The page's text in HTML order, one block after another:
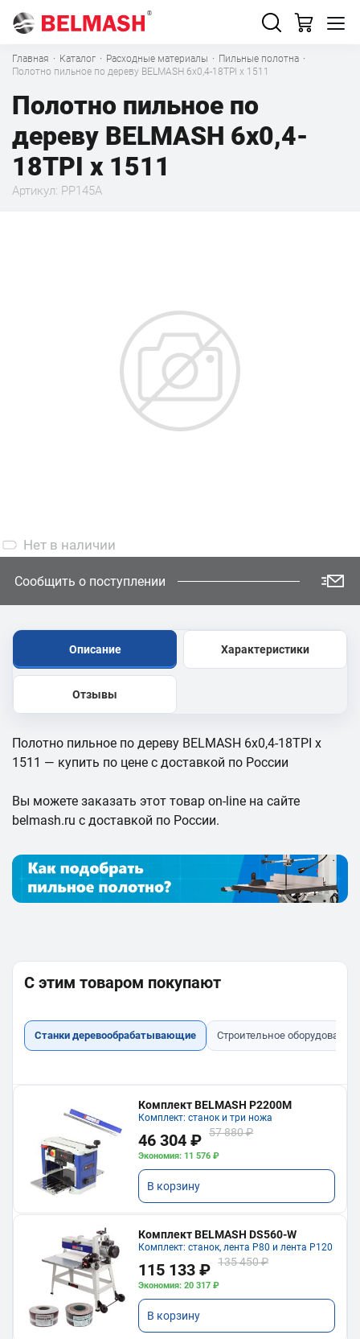
Главная · Каталог · Расходные материалы · Пильные полотна ·
Полотно пильное по дереву BELMASH 6x0,4-18TPI x 1511
Полотно пильное по
дереву BELMASH 6x0,4-
18TPI x 1511
Артикул: PP145A
Нет в наличии
Сообщить о поступлении
Описание Характеристики
Отзывы
Полотно пильное по дереву BELMASH 6x0,4-18TPI x
1511 — купить по цене с доставкой по России
Вы можете заказать этот товар on-line на сайте
belmash.ru с доставкой по России.
С этим товаром покупают
Станки деревообрабатывающие Строительное оборудование
Комплект BELMASH P2200M
Комплект: станок и три ножа
46 304 ₽ 57 880 ₽
Экономия: 11 576 ₽
В корзину
Комплект BELMASH DS560-W
Комплект: станок, лента P80 и лента P120
115 133 ₽ 135 450 ₽
Экономия: 20 317 ₽
В корзину